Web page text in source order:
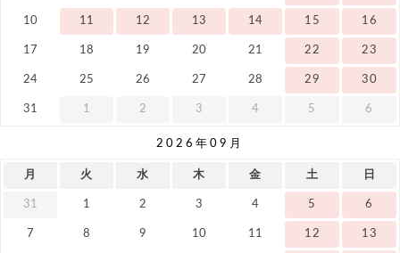
10 11 12 13 14 15 16
17 18 19 20 21 22 23
24 25 26 27 28 29 30
31 1 2 3 4 5 6
2026年09月
月 火 水 木 金 土 日
31 1 2 3 4 5 6
7 8 9 10 11 12 13